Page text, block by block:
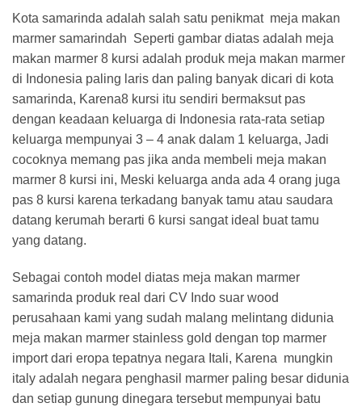
Kota samarinda adalah salah satu penikmat meja makan
marmer samarindah ‎ Seperti gambar diatas adalah meja
makan marmer 8 kursi adalah produk meja makan marmer
di Indonesia paling laris dan paling banyak dicari di kota
samarinda, Karena8 kursi itu sendiri bermaksut pas
dengan keadaan keluarga di Indonesia rata-rata setiap
keluarga mempunyai 3 – 4 anak dalam 1 keluarga, Jadi
cocoknya memang pas jika anda membeli meja makan
marmer 8 kursi ini, Meski keluarga anda ada 4 orang juga
pas 8 kursi karena terkadang banyak tamu atau saudara
datang kerumah berarti 6 kursi sangat ideal buat tamu
yang datang.
Sebagai contoh model diatas meja makan marmer
samarinda produk real dari CV Indo suar wood
perusahaan kami yang sudah malang melintang didunia
meja makan marmer stainless gold dengan top marmer
import dari eropa tepatnya negara Itali, Karena mungkin
italy adalah negara penghasil marmer paling besar didunia
dan setiap gunung dinegara tersebut mempunyai batu